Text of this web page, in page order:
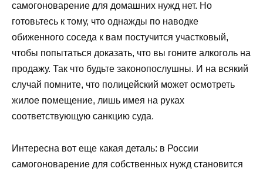
самогоноварение для домашних нужд нет. Но
готовьтесь к тому, что однажды по наводке
обиженного соседа к вам постучится участковый,
чтобы попытаться доказать, что вы гоните алкоголь на
продажу. Так что будьте законопослушны. И на всякий
случай помните, что полицейский может осмотреть
жилое помещение, лишь имея на руках
соответствующую санкцию суда.
Интересна вот еще какая деталь: в России
самогоноварение для собственных нужд становится